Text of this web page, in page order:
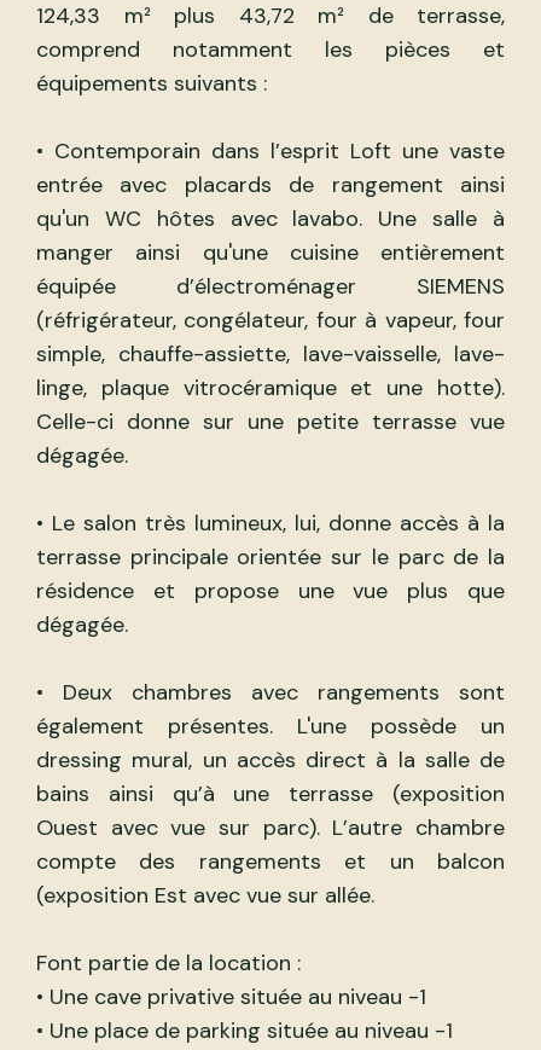
124,33 m² plus 43,72 m² de terrasse,
comprend notamment les pièces et
équipements suivants :
• Contemporain dans l’esprit Loft une vaste
entrée avec placards de rangement ainsi
qu'un WC hôtes avec lavabo. Une salle à
manger ainsi qu'une cuisine entièrement
équipée d’électroménager SIEMENS
(réfrigérateur, congélateur, four à vapeur, four
simple, chauffe-assiette, lave-vaisselle, lave-
linge, plaque vitrocéramique et une hotte).
Celle-ci donne sur une petite terrasse vue
dégagée.
• Le salon très lumineux, lui, donne accès à la
terrasse principale orientée sur le parc de la
résidence et propose une vue plus que
dégagée.
• Deux chambres avec rangements sont
également présentes. L'une possède un
dressing mural, un accès direct à la salle de
bains ainsi qu’à une terrasse (exposition
Ouest avec vue sur parc). L’autre chambre
compte des rangements et un balcon
(exposition Est avec vue sur allée.
Font partie de la location :
• Une cave privative située au niveau -1
• Une place de parking située au niveau -1